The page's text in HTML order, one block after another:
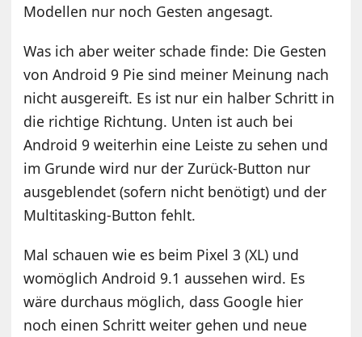
Modellen nur noch Gesten angesagt.
Was ich aber weiter schade finde: Die Gesten
von Android 9 Pie sind meiner Meinung nach
nicht ausgereift. Es ist nur ein halber Schritt in
die richtige Richtung. Unten ist auch bei
Android 9 weiterhin eine Leiste zu sehen und
im Grunde wird nur der Zurück-Button nur
ausgeblendet (sofern nicht benötigt) und der
Multitasking-Button fehlt.
Mal schauen wie es beim Pixel 3 (XL) und
womöglich Android 9.1 aussehen wird. Es
wäre durchaus möglich, dass Google hier
noch einen Schritt weiter gehen und neue